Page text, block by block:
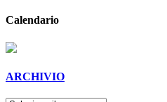
Calendario
ARCHIVIO